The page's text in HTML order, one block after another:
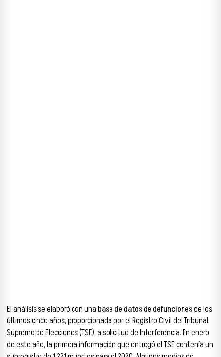
El análisis se elaboró con una base de datos de defuncionesde los
últimos cinco años, proporcionada por el Registro Civil delTribunal
Supremo de Elecciones (TSE), a solicitud de Interferencia. En enero
de este año, la primera información que entregó el TSE contenía un